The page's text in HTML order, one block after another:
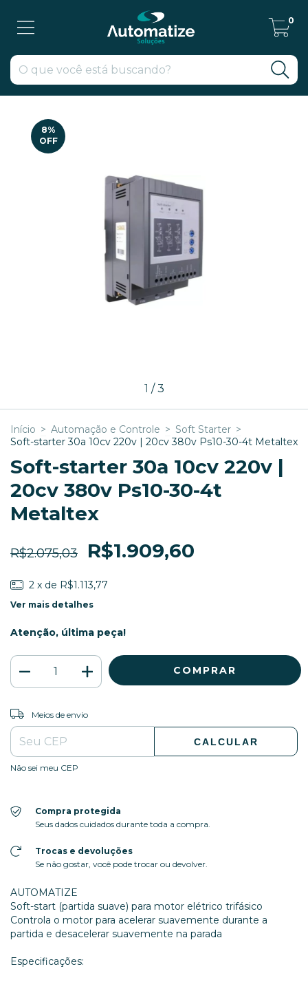
0
8%
OFF
1 /3
Início > Automação e Controle > Soft Starter >
Soft-starter 30a 10cv 220v | 20cv 380v Ps10-30-4t Metaltex
Soft-starter 30a 10cv 220v |
20cv 380v Ps10-30-4t
Metaltex
R$2.075,03 R$1.909,60
2 x de R$1.113,77
Ver mais detalhes
Atenção, última peça!
Entregas para o CEP:
Meios de envio
CALCULAR
Não sei meu CEP
Compra protegida
Seus dados cuidados durante toda a compra.
Trocas e devoluções
Se não gostar, você pode trocar ou devolver.
AUTOMATIZE
Soft-start (partida suave) para motor elétrico trifásico
Controla o motor para acelerar suavemente durante a
partida e desacelerar suavemente na parada
Especificações: